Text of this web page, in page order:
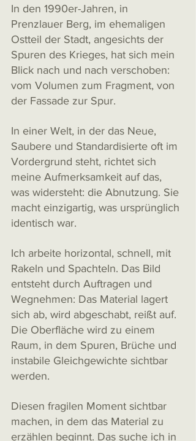
In den 1990er-Jahren, in
Prenzlauer Berg, im ehemaligen
Ostteil der Stadt, angesichts der
Spuren des Krieges, hat sich mein
Blick nach und nach verschoben:
vom Volumen zum Fragment, von
der Fassade zur Spur.
In einer Welt, in der das Neue,
Saubere und Standardisierte oft im
Vordergrund steht, richtet sich
meine Aufmerksamkeit auf das,
was widersteht: die Abnutzung. Sie
macht einzigartig, was ursprünglich
identisch war.
Ich arbeite horizontal, schnell, mit
Rakeln und Spachteln. Das Bild
entsteht durch Auftragen und
Wegnehmen: Das Material lagert
sich ab, wird abgeschabt, reißt auf.
Die Oberfläche wird zu einem
Raum, in dem Spuren, Brüche und
instabile Gleichgewichte sichtbar
werden.
Diesen fragilen Moment sichtbar
machen, in dem das Material zu
erzählen beginnt. Das suche ich in